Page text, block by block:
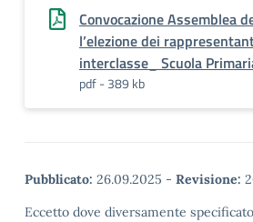
Convocazione Assemblea
l’elezione dei
interclasse_ Scuola
pdf - 389 kb
Pubblicato: 26.09.2025 - Revisione:
Eccetto dove diversamente